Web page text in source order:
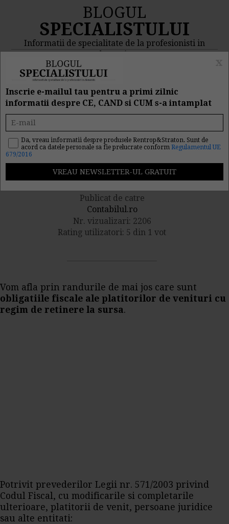
BLOGUL
SPECIALISTULUI
Informatii de specialitate de la profesionisti in
domeniu
MENIU
Ce obligatii fiscale au
platitorii de venituri cu
regim de retinere la sursa
Publicat de catre
Contabilul.ro
Nr. vizualizari: 2206
Rating utilizatori: 5 din 1 vot
Vom afla prin randurile de mai jos care sunt
obligatiile fiscale ale platitorilor de venituri cu
regim de retinere la sursa.
Potrivit prevederilor Legii nr. 571/2003 privind
Codul Fiscal, cu modificarile si completarile
ulterioare, platitorii de venit, persoane juridice
sau alte entitati:
Inscrie e-mailul tau pentru a primi zilnic
informatii despre CE, CAND si CUM s-a intamplat
Da, vreau informatii despre produsele Rentrop&Straton. Sunt de
acord ca datele personale sa fie prelucrate conform Regulamentul UE
679/2016